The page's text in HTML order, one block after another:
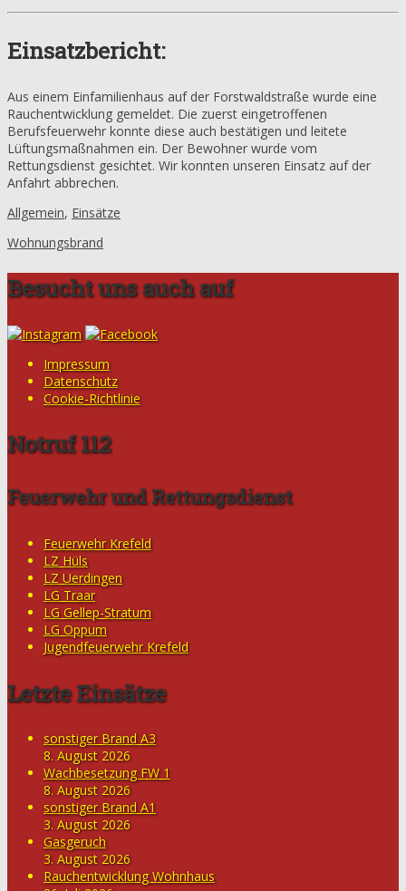
Einsatzbericht:
Aus einem Einfamilienhaus auf der Forstwaldstraße wurde eine
Rauchentwicklung gemeldet. Die zuerst eingetroffenen
Berufsfeuerwehr konnte diese auch bestätigen und leitete
Lüftungsmaßnahmen ein. Der Bewohner wurde vom
Rettungsdienst gesichtet. Wir konnten unseren Einsatz auf der
Anfahrt abbrechen.
Allgemein, Einsätze
Wohnungsbrand
Besucht uns auch auf
Impressum
Datenschutz
Cookie-Richtlinie
Notruf 112
Feuerwehr und Rettungsdienst
Feuerwehr Krefeld
LZ Hüls
LZ Uerdingen
LG Traar
LG Gellep-Stratum
LG Oppum
Jugendfeuerwehr Krefeld
Letzte Einsätze
sonstiger Brand A3
8. August 2026
Wachbesetzung FW 1
8. August 2026
sonstiger Brand A1
3. August 2026
Gasgeruch
3. August 2026
Rauchentwicklung Wohnhaus